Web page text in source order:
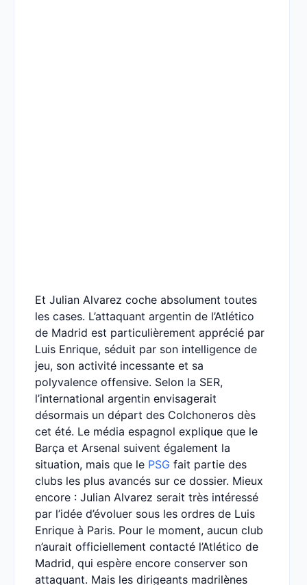
Et Julian Alvarez coche absolument toutes
les cases. L’attaquant argentin de l’Atlético
de Madrid est particulièrement apprécié par
Luis Enrique, séduit par son intelligence de
jeu, son activité incessante et sa
polyvalence offensive. Selon la SER,
l’international argentin envisagerait
désormais un départ des Colchoneros dès
cet été. Le média espagnol explique que le
Barça et Arsenal suivent également la
situation, mais que le PSG fait partie des
clubs les plus avancés sur ce dossier. Mieux
encore : Julian Alvarez serait très intéressé
par l’idée d’évoluer sous les ordres de Luis
Enrique à Paris. Pour le moment, aucun club
n’aurait officiellement contacté l’Atlético de
Madrid, qui espère encore conserver son
attaquant. Mais les dirigeants madrilènes